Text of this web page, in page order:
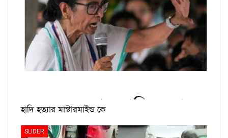
হাদি হত্যার মাস্টারমাইন্ড কে
SLIDER